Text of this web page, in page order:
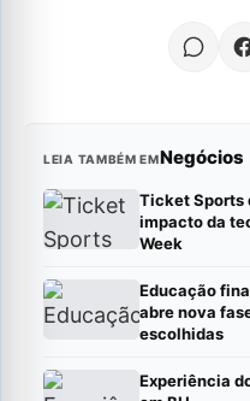
LEIA TAMBÉM EMNegócios
Ticket Sports
impacto da
Week
Educação
abre nova
escolhidas
Experiência